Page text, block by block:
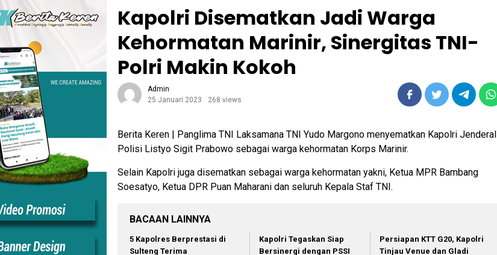
Kapolri Disematkan Jadi Warga
Kehormatan Marinir, Sinergitas TNI-
Polri Makin Kokoh
Admin
25 Januari 2023
268 views
Berita Keren | Panglima TNI Laksamana TNI Yudo Margono menyematkan Kapolri Jenderal
Polisi Listyo Sigit Prabowo sebagai warga kehormatan Korps Marinir.
Selain Kapolri juga disematkan sebagai warga kehormatan yakni, Ketua MPR Bambang
Soesatyo, Ketua DPR Puan Maharani dan seluruh Kepala Staf TNI.
BACAAN LAINNYA
5 Kapolres Berprestasi di
Sulteng Terima
Kapolri Tegaskan Siap
Bersinergi dengan PSSI
Persiapan KTT G20, Kapolri
Tinjau Venue dan Gladi